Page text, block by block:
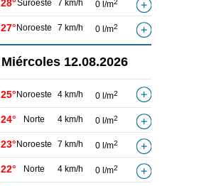
28°Suroeste 7 km/h 0 l/m2
27° Noroeste 7 km/h 0 l/m2
Miércoles 12.08.2026
25° Noroeste 4 km/h 0 l/m2
24° Norte 4 km/h 0 l/m2
23° Noroeste 7 km/h 0 l/m2
22° Norte 4 km/h 0 l/m2